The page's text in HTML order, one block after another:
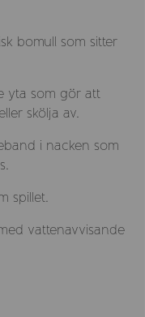
bomull som sitter
yta som gör att
skölja av.
i nacken som
spillet.
vattenavvisande